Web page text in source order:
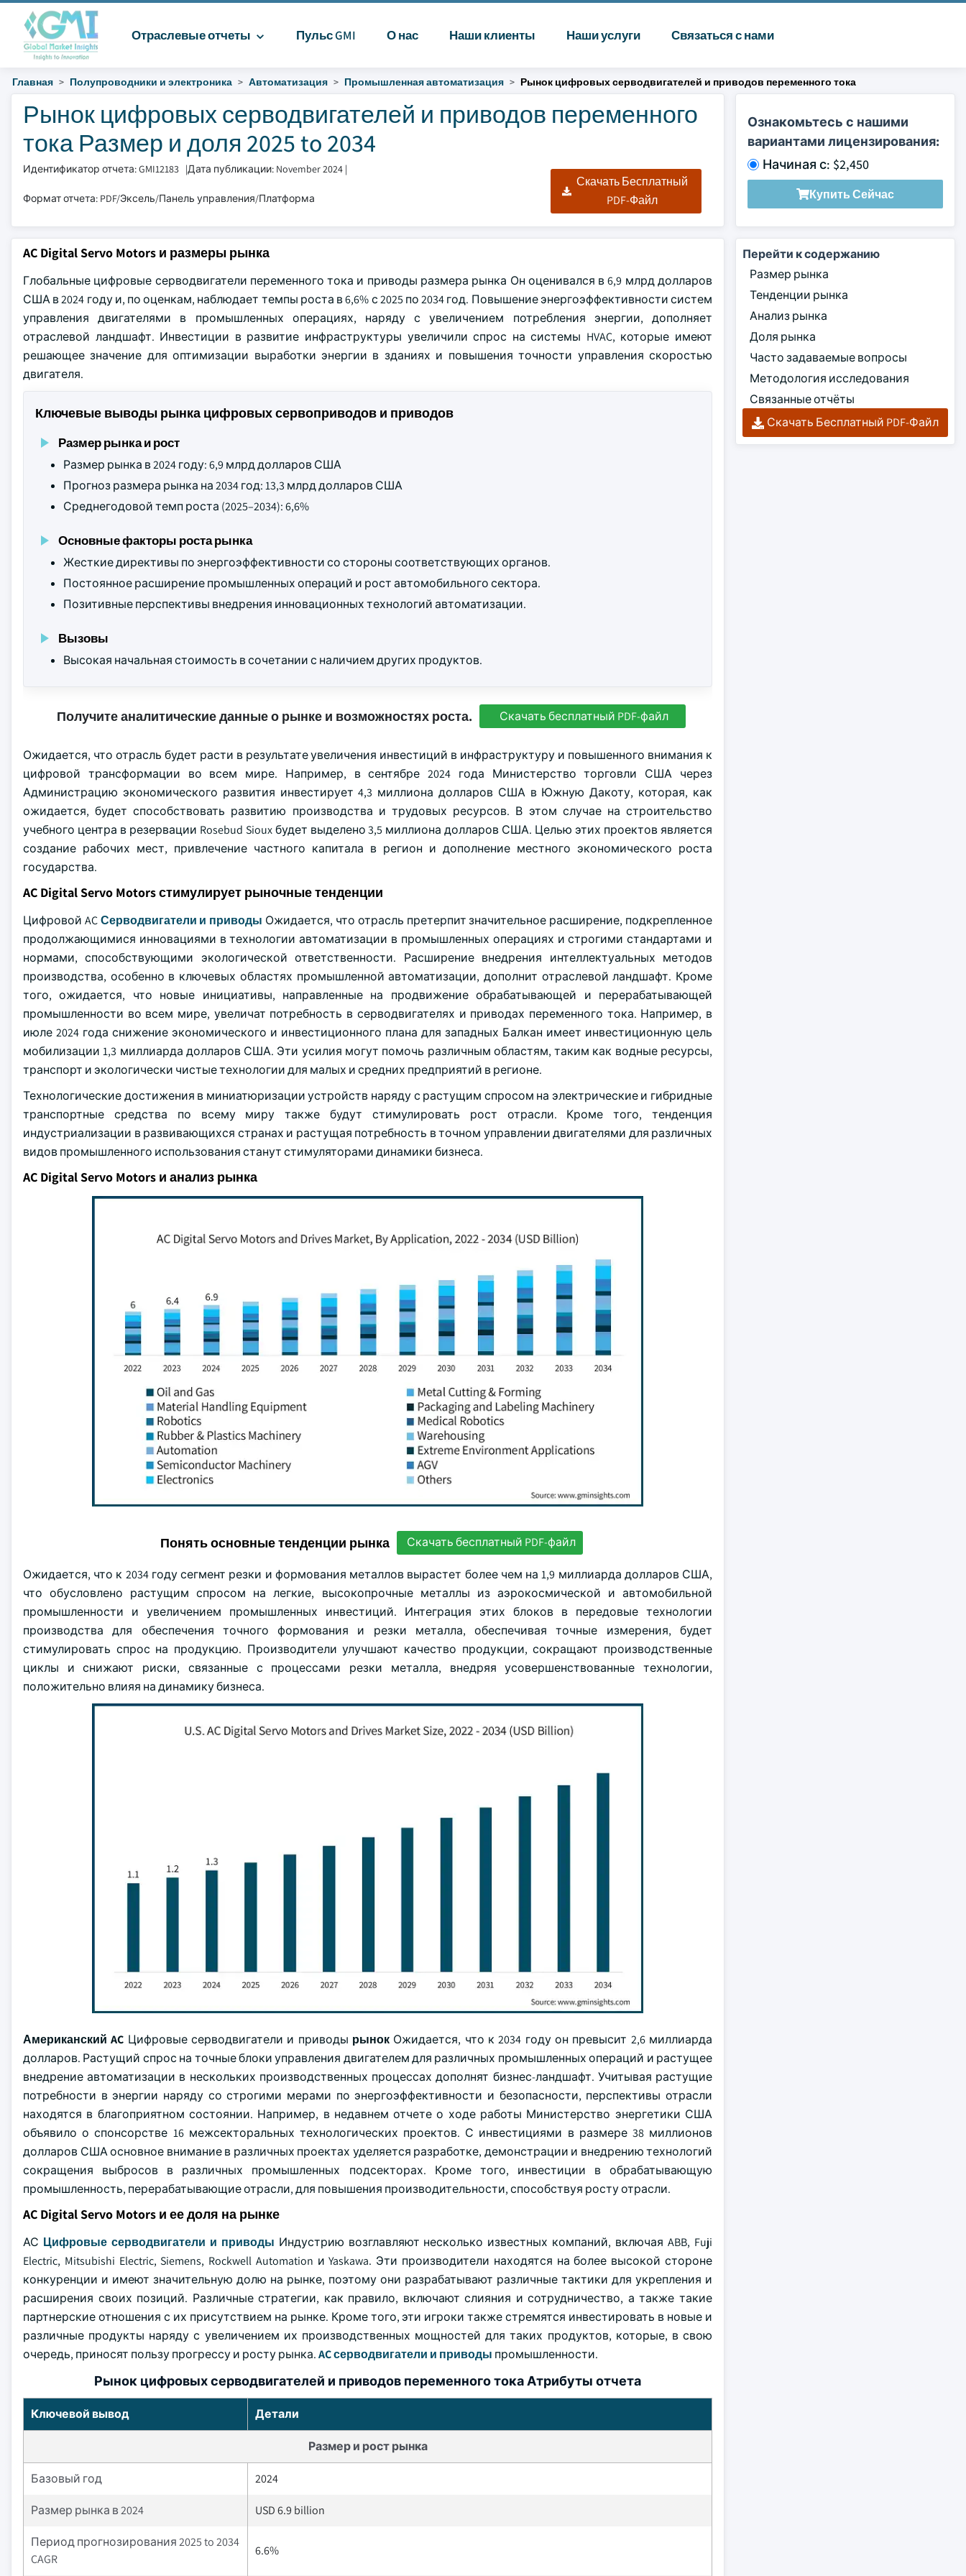
Отраслевые отчеты Пульс GMI О нас Наши клиенты Наши услуги Связаться с нами
Главная Полупроводники и электроника Автоматизация Промышленная автоматизация Рынок цифровых серводвигателей и приводов переменного тока
Рынок цифровых серводвигателей и приводов переменного
тока Размер и доля 2025 to 2034
Идентификатор отчета: GMI12183 |Дата публикации: November 2024 |
Формат отчета: PDF/Эксель/Панель управления/Платформа
Скачать Бесплатный
PDF-Файл
Ознакомьтесь с нашими
вариантами лицензирования:
Начиная с: $2,450
Купить Сейчас
AC Digital Servo Motors и размеры рынка
Глобальные цифровые серводвигатели переменного тока и приводы размера рынка Он оценивался в 6,9 млрд долларов
США в 2024 году и, по оценкам, наблюдает темпы роста в 6,6% с 2025 по 2034 год. Повышение энергоэффективности систем
управления двигателями в промышленных операциях, наряду с увеличением потребления энергии, дополняет
отраслевой ландшафт. Инвестиции в развитие инфраструктуры увеличили спрос на системы HVAC, которые имеют
решающее значение для оптимизации выработки энергии в зданиях и повышения точности управления скоростью
двигателя.
Ключевые выводы рынка цифровых сервоприводов и приводов
Размер рынка и рост
Размер рынка в 2024 году: 6,9 млрд долларов США
Прогноз размера рынка на 2034 год: 13,3 млрд долларов США
Среднегодовой темп роста (2025–2034): 6,6%
Основные факторы роста рынка
Жесткие директивы по энергоэффективности со стороны соответствующих органов.
Постоянное расширение промышленных операций и рост автомобильного сектора.
Позитивные перспективы внедрения инновационных технологий автоматизации.
Вызовы
Высокая начальная стоимость в сочетании с наличием других продуктов.
Получите аналитические данные о рынке и возможностях роста. Скачать бесплатный PDF-файл
Ожидается, что отрасль будет расти в результате увеличения инвестиций в инфраструктуру и повышенного внимания к
цифровой трансформации во всем мире. Например, в сентябре 2024 года Министерство торговли США через
Администрацию экономического развития инвестирует 4,3 миллиона долларов США в Южную Дакоту, которая, как
ожидается, будет способствовать развитию производства и трудовых ресурсов. В этом случае на строительство
учебного центра в резервации Rosebud Sioux будет выделено 3,5 миллиона долларов США. Целью этих проектов является
создание рабочих мест, привлечение частного капитала в регион и дополнение местного экономического роста
государства.
AC Digital Servo Motors стимулирует рыночные тенденции
Цифровой ACСерводвигатели и приводы Ожидается, что отрасль претерпит значительное расширение, подкрепленное
продолжающимися инновациями в технологии автоматизации в промышленных операциях и строгими стандартами и
нормами, способствующими экологической ответственности. Расширение внедрения интеллектуальных методов
производства, особенно в ключевых областях промышленной автоматизации, дополнит отраслевой ландшафт. Кроме
того, ожидается, что новые инициативы, направленные на продвижение обрабатывающей и перерабатывающей
промышленности во всем мире, увеличат потребность в серводвигателях и приводах переменного тока. Например, в
июле 2024 года снижение экономического и инвестиционного плана для западных Балкан имеет инвестиционную цель
мобилизации 1,3 миллиарда долларов США. Эти усилия могут помочь различным областям, таким как водные ресурсы,
транспорт и экологически чистые технологии для малых и средних предприятий в регионе.
Технологические достижения в миниатюризации устройств наряду с растущим спросом на электрические и гибридные
транспортные средства по всему миру также будут стимулировать рост отрасли. Кроме того, тенденция
индустриализации в развивающихся странах и растущая потребность в точном управлении двигателями для различных
видов промышленного использования станут стимуляторами динамики бизнеса.
AC Digital Servo Motors и анализ рынка
Понять основные тенденции рынка Скачать бесплатный PDF-файл
Ожидается, что к 2034 году сегмент резки и формования металлов вырастет более чем на 1,9 миллиарда долларов США,
что обусловлено растущим спросом на легкие, высокопрочные металлы из аэрокосмической и автомобильной
промышленности и увеличением промышленных инвестиций. Интеграция этих блоков в передовые технологии
производства для обеспечения точного формования и резки металла, обеспечивая точные измерения, будет
стимулировать спрос на продукцию. Производители улучшают качество продукции, сокращают производственные
циклы и снижают риски, связанные с процессами резки металла, внедряя усовершенствованные технологии,
положительно влияя на динамику бизнеса.
Американский AC Цифровые серводвигатели и приводы рынок Ожидается, что к 2034 году он превысит 2,6 миллиарда
долларов. Растущий спрос на точные блоки управления двигателем для различных промышленных операций и растущее
внедрение автоматизации в нескольких производственных процессах дополнят бизнес-ландшафт. Учитывая растущие
потребности в энергии наряду со строгими мерами по энергоэффективности и безопасности, перспективы отрасли
находятся в благоприятном состоянии. Например, в недавнем отчете о ходе работы Министерство энергетики США
объявило о спонсорстве 16 межсекторальных технологических проектов. С инвестициями в размере 38 миллионов
долларов США основное внимание в различных проектах уделяется разработке, демонстрации и внедрению технологий
сокращения выбросов в различных промышленных подсекторах. Кроме того, инвестиции в обрабатывающую
промышленность, перерабатывающие отрасли, для повышения производительности, способствуя росту отрасли.
AC Digital Servo Motors и ее доля на рынке
АС Цифровые серводвигатели и приводы Индустрию возглавляют несколько известных компаний, включая ABB, Fuji
Electric, Mitsubishi Electric, Siemens, Rockwell Automation и Yaskawa. Эти производители находятся на более высокой стороне
конкуренции и имеют значительную долю на рынке, поэтому они разрабатывают различные тактики для укрепления и
расширения своих позиций. Различные стратегии, как правило, включают слияния и сотрудничество, а также такие
партнерские отношения с их присутствием на рынке. Кроме того, эти игроки также стремятся инвестировать в новые и
различные продукты наряду с увеличением их производственных мощностей для таких продуктов, которые, в свою
очередь, приносят пользу прогрессу и росту рынка.AC серводвигатели и приводы промышленности.
Рынок цифровых серводвигателей и приводов переменного тока Атрибуты отчета
Ключевой вывод Детали
Размер и рост рынка
Базовый год 2024
Размер рынка в 2024 USD 6.9 billion
Период прогнозирования 2025 to 2034
CAGR
6.6%
Перейти к содержанию
Размер рынка
Тенденции рынка
Анализ рынка
Доля рынка
Часто задаваемые вопросы
Методология исследования
Связанные отчёты
Скачать Бесплатный PDF-Файл